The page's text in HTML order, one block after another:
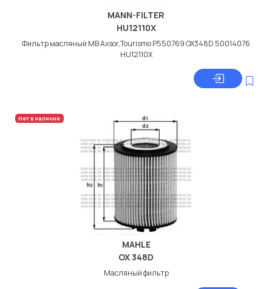
MANN-FILTER
HU12110X
Фильтр масляный МВ Axsor,Tourismo P550769 OX348D 50014076
HU12110X
Нет в наличии
MAHLE
OX 348D
Масляный фильтр